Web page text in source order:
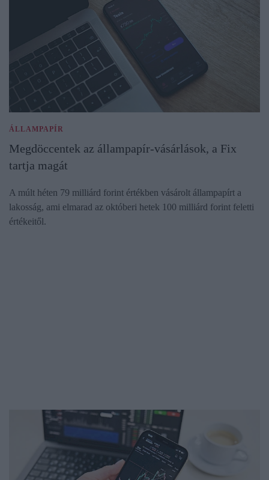
ÁLLAMPAPÍR
Megdöccentek az állampapír-vásárlások, a Fix
tartja magát
A múlt héten 79 milliárd forint értékben vásárolt állampapírt a
lakosság, ami elmarad az októberi hetek 100 milliárd forint feletti
értékeitől.